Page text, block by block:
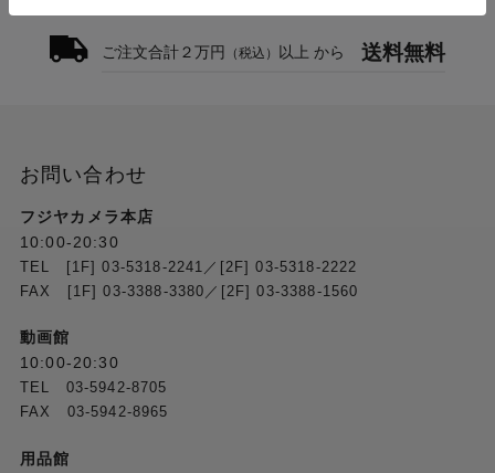
ご注文合計２万円 （税込） 以上 から 送料無料
お問い合わせ
フジヤカメラ本店
10:00-20:30
TEL [1F] 03-5318-2241／[2F] 03-5318-2222
FAX [1F] 03-3388-3380／[2F] 03-3388-1560
動画館
10:00-20:30
TEL 03-5942-8705
FAX 03-5942-8965
用品館